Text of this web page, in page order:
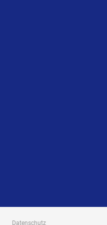
Datenschutz